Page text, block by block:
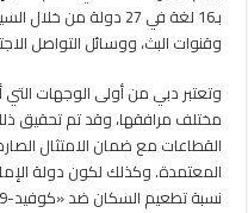
بـ16 لغة في 27 دولة
وقنوات البث، ووسائل التواصل
وتعتبر دبي من أولى الوجهات
مختلف مرافقها، وقد تم تحقيق
القطاعات مع ضمان الامتثال
المعتمدة. وكذلك لكون دولة
نسبة تطعيم السكان ضد «كوفيد-19».